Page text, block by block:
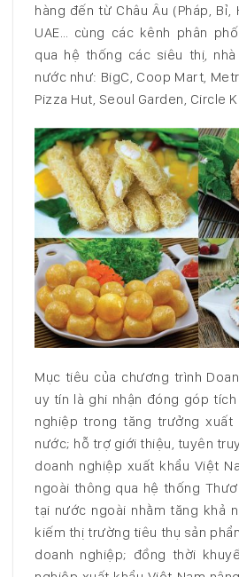
hàng đến từ Châu Âu (Pháp, Bỉ,
UAE… cùng các kênh phân
qua hệ thống các siêu thị,
nước như: BigC, Coop Mart,
Pizza Hut, Seoul Garden, Circle K…
Mục tiêu của chương trình
uy tín là ghi nhận đóng góp
nghiệp trong tăng trưởng xuất
nước; hỗ trợ giới thiệu, tuyên
doanh nghiệp xuất khẩu Việt
ngoài thông qua hệ thống
tại nước ngoài nhằm tăng khả
kiếm thị trường tiêu thụ sản
doanh nghiệp; đồng thời